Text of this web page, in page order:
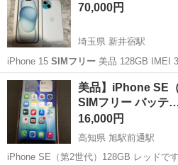
70,000円
埼玉県 新井宿駅
iPhone 15 SIMフリー美品 128GB IMEI
バッテリー最大容量 96% 付属品は、箱とピンのみです。 不具合無
し。 充電は、最初の3日間だけケーブル
埼玉 川口市 新井宿駅 ソフ
美品】iPhone SE
SIMフリー バッ
16,000円
高知県 旭駅前通駅
iPhone SE（第2世代）128GB レッドです。 【商品情報】 ・機